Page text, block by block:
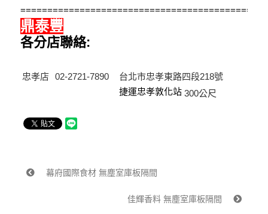
鼎泰豐
各分店聯絡:
忠孝店 02-2721-7890
台北市忠孝東路四段218號
捷運忠孝敦化站 300公尺
幕府國際食材 無塵室庫板隔間
佳輝香料 無塵室庫板隔間